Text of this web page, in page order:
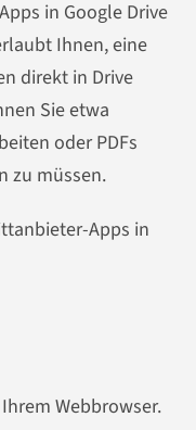
in Google Drive
Ihnen, eine
direkt in Drive
Sie etwa
oder PDFs
zu müssen.
Apps in
Webbrowser.